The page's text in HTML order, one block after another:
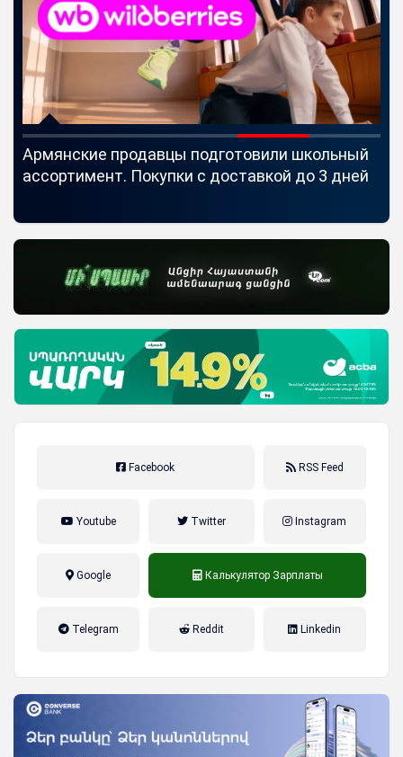
Армянские продавцы подготовили школьный
ассортимент. Покупки с доставкой до 3 дней
Facebook RSS Feed
Youtube Twitter Instagram
Google Калькулятор Зарплаты
Telegram Reddit Linkedin